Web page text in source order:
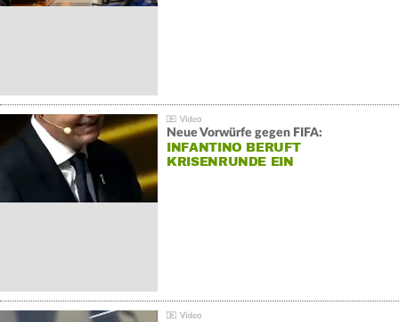
Neue Vorwürfe gegen FIFA:
INFANTINO BERUFT
KRISENRUNDE EIN